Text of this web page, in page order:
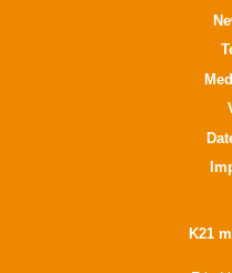
K21